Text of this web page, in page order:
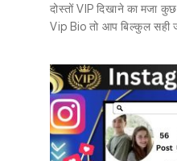
दोस्तों VIP दिखाने का मजा
Vip Bio तो आप बिल्कुल